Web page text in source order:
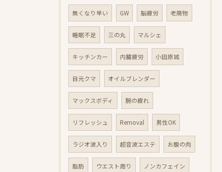
無くなり早い GW 脳疲労 老廃物
睡眠不足 三の丸 マルシェ
キッチンカー 内臓疲労 小田原城
目元クマ オイルブレンダー
マックスボディ 腕の疲れ
リフレッシュ Removal 男性OK
ラジオ波入り 超音波エステ お腹の肉
脂肪 ウエスト周り ノンカフェイン